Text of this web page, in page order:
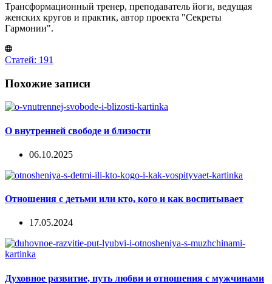
Трансформационный тренер, преподаватель йоги, ведущая
женских кругов и практик, автор проекта "Секреты
Гармонии".
Статей: 191
Похожие записи
О внутренней свободе и близости
06.10.2025
Отношения с детьми или кто, кого и как воспитывает
17.05.2024
Духовное развитие, путь любви и отношения с мужчинами